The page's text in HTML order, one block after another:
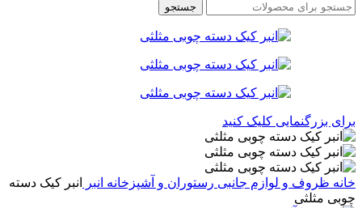
جستجو
برای بزرگنمایی کلیک کنید
خانه ظروف و لوازم جانبی رستوران و آشپزخانه انبر
انبر کیک دسته
چوبی مثلثی